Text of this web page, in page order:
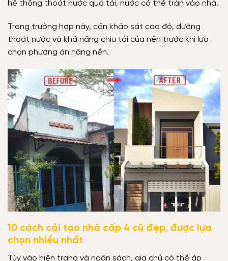
hệ thống thoát nước quá tải, nước có thể tràn vào nhà.
Trong trường hợp này, cần khảo sát cao độ, đường
thoát nước và khả năng chịu tải của nền trước khi lựa
chọn phương án nâng nền.
10 cách cải tạo nhà cấp 4 cũ đẹp, được lựa
chọn nhiều nhất
Tùy vào hiện trạng và ngân sách, gia chủ có thể áp